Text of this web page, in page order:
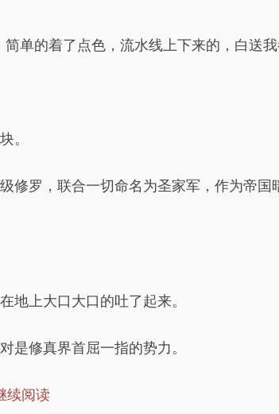
单的着了点色，流水线上下来的，白送我
。
修罗，联合一切命名为圣家军，作为帝国
地上大口大口的吐了起来。
是修真界首屈一指的势力。
续阅读